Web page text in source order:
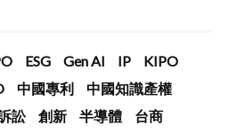
ESG Gen AI IP
KIPO
中國專利
中國知識產權
訟 創新 半導體
台商